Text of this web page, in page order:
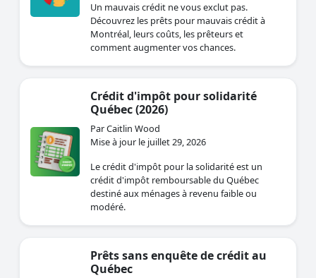
Un mauvais crédit ne vous exclut pas.
Découvrez les prêts pour mauvais crédit à
Montréal, leurs coûts, les prêteurs et
comment augmenter vos chances.
Crédit d'impôt pour solidarité
Québec (2026)
Par Caitlin Wood
Mise à jour le juillet 29, 2026
Le crédit d'impôt pour la solidarité est un
crédit d'impôt remboursable du Québec
destiné aux ménages à revenu faible ou
modéré.
Prêts sans enquête de crédit au
Québec